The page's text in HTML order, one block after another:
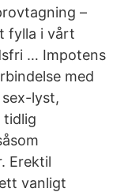
–
fylla i vårt
… Impotens
med
lyst,
tidlig
Erektil
vanligt